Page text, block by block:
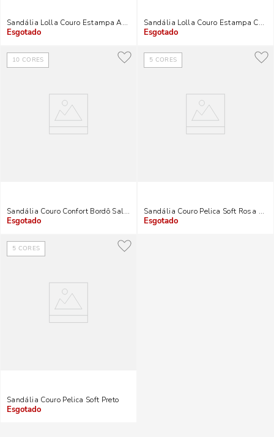
Sandália Lolla Couro Estampa Animal Print Cobra Salto Alto Bloco
Indisponível
Sandália Lolla Couro Estampa
Indisponível
10 CORES
Sandália Couro Confort Bordô Salto Bloco
Indisponível
5 CORES
Sandália Couro Pelica Soft Rosa
Indisponível
5 CORES
Sandália Couro Pelica Soft Preto
Indisponível